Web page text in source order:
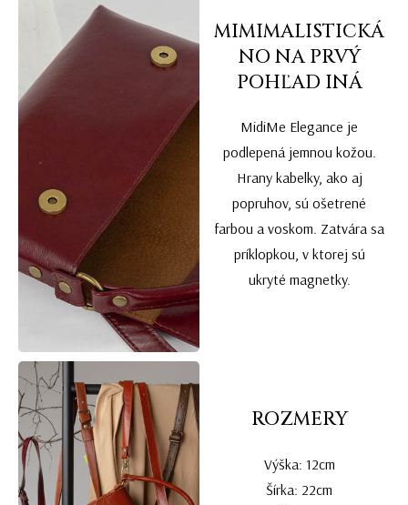
MIMIMALISTICKÁ
NO NA PRVÝ
POHĽAD INÁ
MidiMe Elegance je
podlepená jemnou kožou.
Hrany kabelky, ako aj
popruhov, sú ošetrené
farbou a voskom. Zatvára sa
príklopkou, v ktorej sú
ukryté magnetky.
ROZMERY
Výška: 12cm
Šírka: 22cm